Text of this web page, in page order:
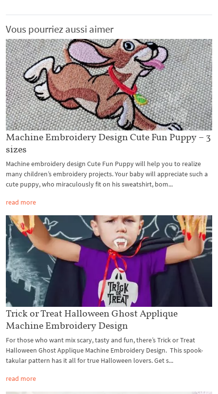
Vous pourriez aussi aimer
Machine Embroidery Design Cute Fun Puppy – 3
sizes
Machine embroidery design Cute Fun Puppy will help you to realize
many children’s embroidery projects. Your baby will appreciate such a
cute puppy, who miraculously fit on his sweatshirt, bom...
read more
Trick or Treat Halloween Ghost Applique
Machine Embroidery Design
For those who want mix scary, tasty and fun, there’s Trick or Treat
Halloween Ghost Applique Machine Embroidery Design. This spook-
takular pattern has it all for true Halloween lovers. Get s...
read more